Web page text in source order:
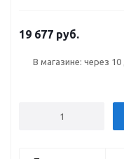
19 677 руб.
В магазине: через 10